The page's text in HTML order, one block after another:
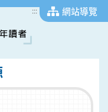
::: 網站導覽